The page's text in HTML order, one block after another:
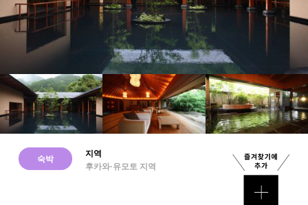
숙박
지역
후카와·유모토 지역